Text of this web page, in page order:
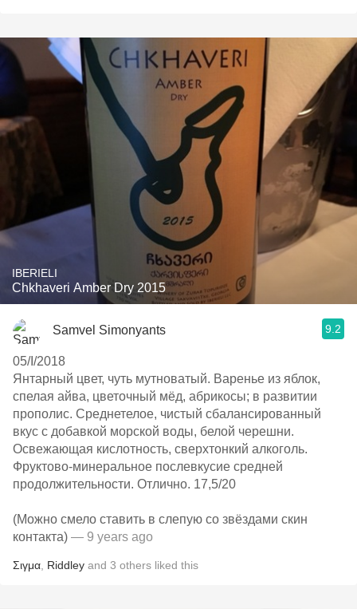
IBERIELI
Chkhaveri Amber Dry 2015
Samvel Simonyants 9.2
05/I/2018
Янтарный цвет, чуть мутноватый. Варенье из яблок,
спелая айва, цветочный мёд, абрикосы; в развитии
прополис. Среднетелое, чистый сбалансированный
вкус с добавкой морской воды, белой черешни.
Освежающая кислотность, сверхтонкий алкоголь.
Фруктово-минеральное послевкусие средней
продолжительности. Отлично. 17,5/20
(Можно смело ставить в слепую со звёздами скин
контакта) — 9 years ago
Σιγμα Riddley and 3 others liked this